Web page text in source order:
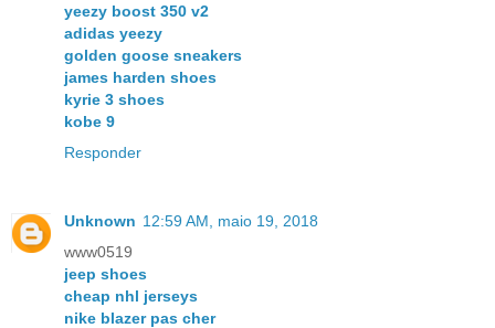
yeezy boost 350 v2
adidas yeezy
golden goose sneakers
james harden shoes
kyrie 3 shoes
kobe 9
Responder
Unknown 12:59 AM, maio 19, 2018
www0519
jeep shoes
cheap nhl jerseys
nike blazer pas cher